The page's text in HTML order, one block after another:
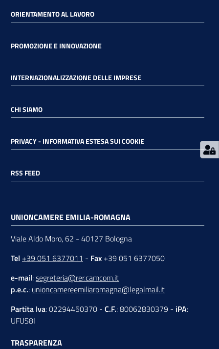
RSS
su
ORIENTAMENTO AL LAVORO
PROMOZIONE E INNOVAZIONE
INTERNAZIONALIZZAZIONE DELLE IMPRESE
CHI SIAMO
PRIVACY - INFORMATIVA ESTESA SUI COOKIE
RSS FEED
UNIONCAMERE EMILIA-ROMAGNA
Viale Aldo Moro, 62 - 40127 Bologna
Tel +39 051 6377011 - Fax +39 051 6377050
e-mail:segreteria@rer.camcom.it
p.e.c.: unioncamereemiliaromagna@legalmail.it
Partita Iva: 02294450370 - C.F.: 80062830379 - iPA:
UFUS8I
TRASPARENZA